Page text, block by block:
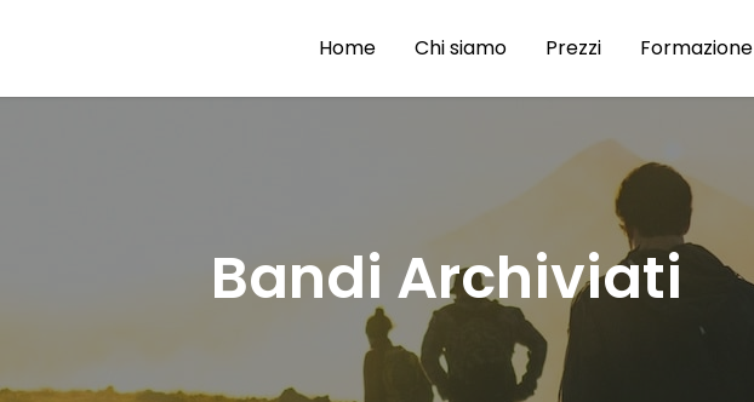
Home Chi siamo Prezzi Formazione
Bandi Archiviati